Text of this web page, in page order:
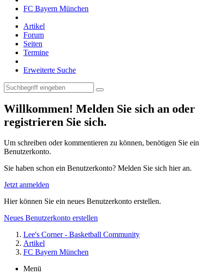
FC Bayern München
Artikel
Forum
Seiten
Termine
Erweiterte Suche
Willkommen! Melden Sie sich an oder
registrieren Sie sich.
Um schreiben oder kommentieren zu können, benötigen Sie ein
Benutzerkonto.
Sie haben schon ein Benutzerkonto? Melden Sie sich hier an.
Jetzt anmelden
Hier können Sie ein neues Benutzerkonto erstellen.
Neues Benutzerkonto erstellen
Lee's Corner - Basketball Community
Artikel
FC Bayern München
Menü